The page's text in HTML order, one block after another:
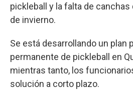
pickleball y la falta de
de invierno.
Se está desarrollando un plan
permanente de pickleball en
mientras tanto, los
solución a corto plazo.